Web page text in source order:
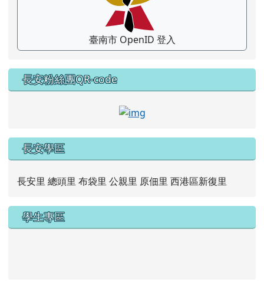
臺南市 OpenID 登入
長安粉絲團QR-code
link to https://
長安學區
長安里 總頭里 布袋里 公親里 原佃里 西港區新復里
學生專區